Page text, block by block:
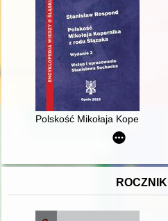
Polskość Mikołaja Kopernika